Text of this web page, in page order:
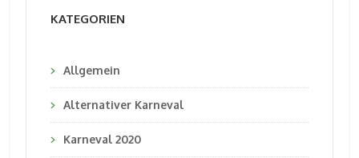
KATEGORIEN
Allgemein
Alternativer Karneval
Karneval 2020